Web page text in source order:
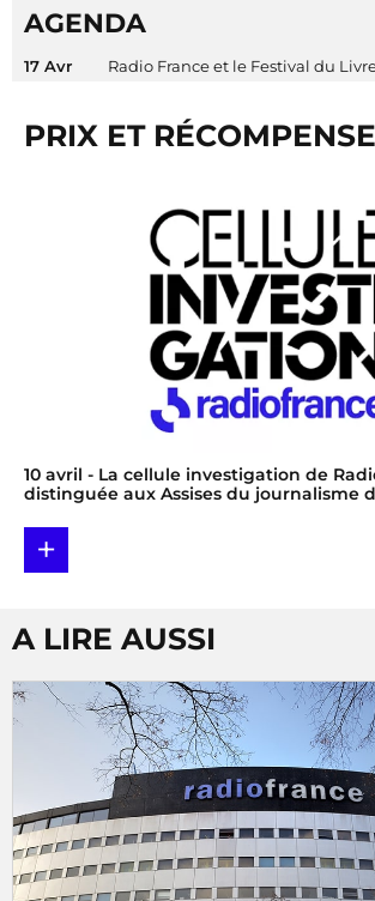
AGENDA
17 Avr Radio France et le Festival du
PRIX ET
10 avril - La cellule investigation de
distinguée aux Assises du journalisme
+
A LIRE AUSSI